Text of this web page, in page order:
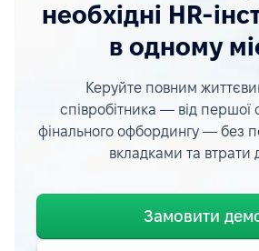
необхідні HR-
в одному
Керуйте повним
співробітника — від першої
фінального офбордингу — без
вкладками та втрати
Замовити